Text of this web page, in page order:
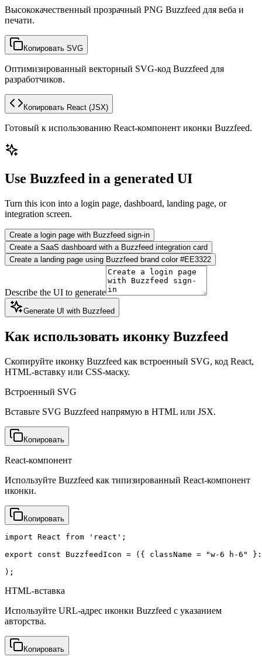
Высококачественный прозрачный PNG Buzzfeed для веба и
печати.
Копировать SVG
Оптимизированный векторный SVG-код Buzzfeed для
разработчиков.
Копировать React (JSX)
Готовый к использованию React-компонент иконки Buzzfeed.
Use Buzzfeed in a generated UI
Turn this icon into a login page, dashboard, landing page, or
integration screen.
Create a login page with Buzzfeed sign-in
Create a SaaS dashboard with a Buzzfeed integration card
Create a landing page using Buzzfeed brand color #EE3322
Describe the UI to generate
Generate UI with Buzzfeed
Как использовать иконку Buzzfeed
Скопируйте иконку Buzzfeed как встроенный SVG, код React,
HTML-вставку или CSS-маску.
Встроенный SVG
Вставьте SVG Buzzfeed напрямую в HTML или JSX.
Копировать
React-компонент
Используйте Buzzfeed как типизированный React-компонент
иконки.
Копировать
import React from 'react';
export const BuzzfeedIcon = ({ className = "w-6 h-
);
HTML-вставка
Используйте URL-адрес иконки Buzzfeed с указанием
авторства.
Копировать